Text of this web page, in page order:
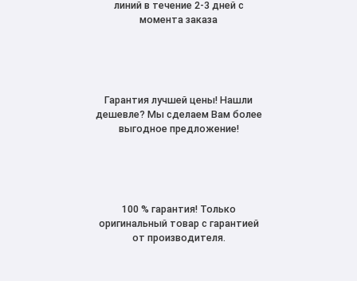
линий в течение 2-3 дней с
момента заказа
Гарантия лучшей цены! Нашли
дешевле? Мы сделаем Вам более
выгодное предложение!
100 % гарантия! Только
оригинальный товар с гарантией
от производителя.